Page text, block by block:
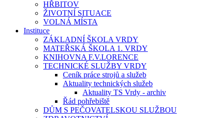
HŘBITOV
ŽIVOTNÍ SITUACE
VOLNÁ MÍSTA
Instituce
ZÁKLADNÍ ŠKOLA VRDY
MATEŘSKÁ ŠKOLA 1. VRDY
KNIHOVNA F.V.LORENCE
TECHNICKÉ SLUŽBY VRDY
Ceník práce strojů a služeb
Aktuality technických služeb
Aktuality TS Vrdy - archiv
Řád pohřebiště
DŮM S PEČOVATELSKOU SLUŽBOU